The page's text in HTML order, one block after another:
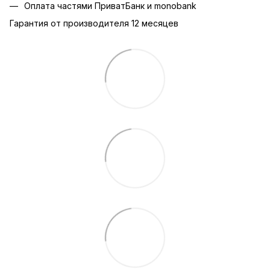
Оплата частями ПриватБанк и monobank
Гарантия от производителя 12 месяцев